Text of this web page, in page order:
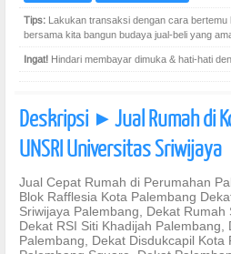
Tips: Lakukan transaksi dengan cara
bersama kita bangun budaya jual-beli yang
Ingat! Hindari membayar dimuka & hati-hati
Deskripsi ] Jual Rumah di
UNSRI Universitas Sriwijaya
Jual Cepat Rumah di Perumahan
Blok Rafflesia Kota Palembang
Sriwijaya Palembang, Dekat Rumah
Dekat RSI Siti Khadijah Palembang,
Palembang, Dekat Disdukcapil Kota